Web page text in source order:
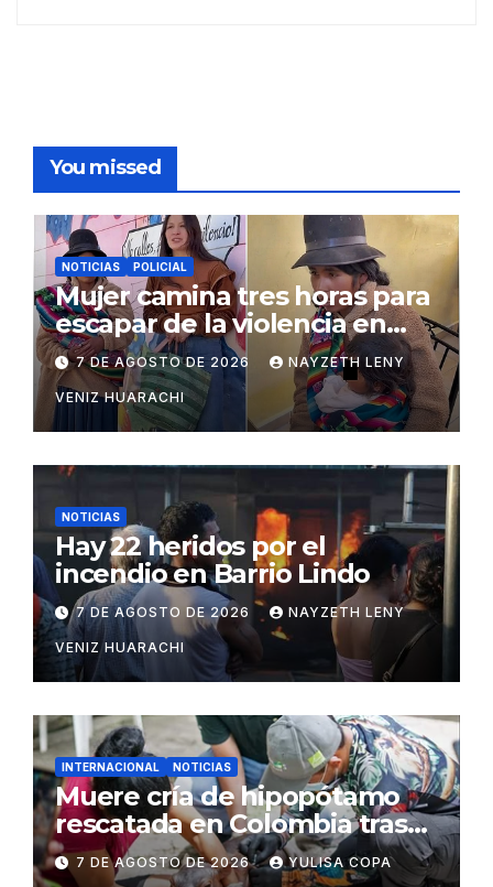
You missed
NOTICIAS POLICIAL
Mujer camina tres horas para
escapar de la violencia en
Potosí
7 DE AGOSTO DE 2026 NAYZETH LENY
VENIZ HUARACHI
NOTICIAS
Hay 22 heridos por el
incendio en Barrio Lindo
7 DE AGOSTO DE 2026 NAYZETH LENY
VENIZ HUARACHI
INTERNACIONAL NOTICIAS
Muere cría de hipopótamo
rescatada en Colombia tras
recibir atención veterinaria
7 DE AGOSTO DE 2026 YULISA COPA